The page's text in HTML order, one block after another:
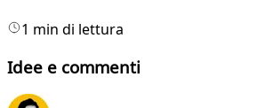
1 min di lettura
Idee e commenti